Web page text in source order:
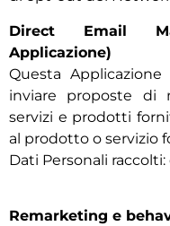
Direct Email
Applicazione)
Questa
inviare proposte di
servizi e prodotti
al prodotto o servizio
Dati Personali raccolti:
Remarketing e